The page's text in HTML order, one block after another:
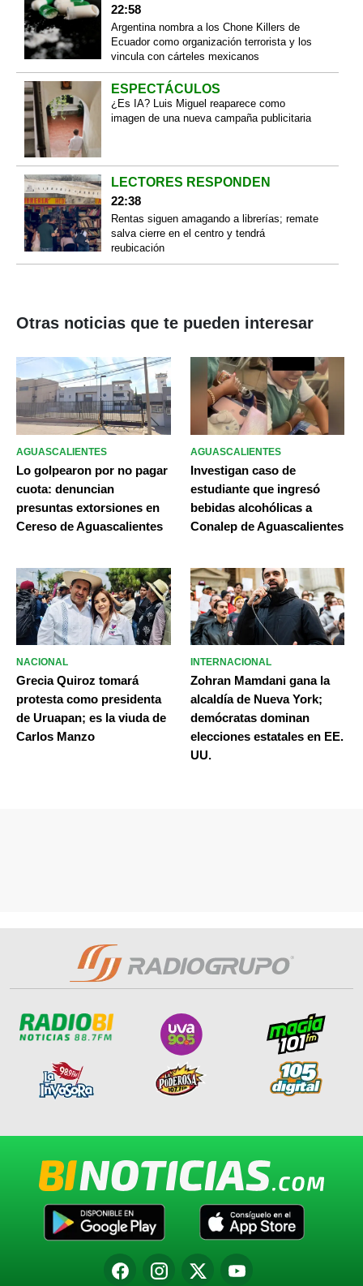
22:58
Argentina nombra a los Chone Killers de
Ecuador como organización terrorista y los
vincula con cárteles mexicanos
ESPECTÁCULOS
¿Es IA? Luis Miguel reaparece como
imagen de una nueva campaña publicitaria
LECTORES RESPONDEN
22:38
Rentas siguen amagando a librerías; remate
salva cierre en el centro y tendrá
reubicación
Otras noticias que te pueden interesar
AGUASCALIENTES
Lo golpearon por no pagar
cuota: denuncian
presuntas extorsiones en
Cereso de Aguascalientes
AGUASCALIENTES
Investigan caso de
estudiante que ingresó
bebidas alcohólicas a
Conalep de Aguascalientes
NACIONAL
Grecia Quiroz tomará
protesta como presidenta
de Uruapan; es la viuda de
Carlos Manzo
INTERNACIONAL
Zohran Mamdani gana la
alcaldía de Nueva York;
demócratas dominan
elecciones estatales en EE.
UU.